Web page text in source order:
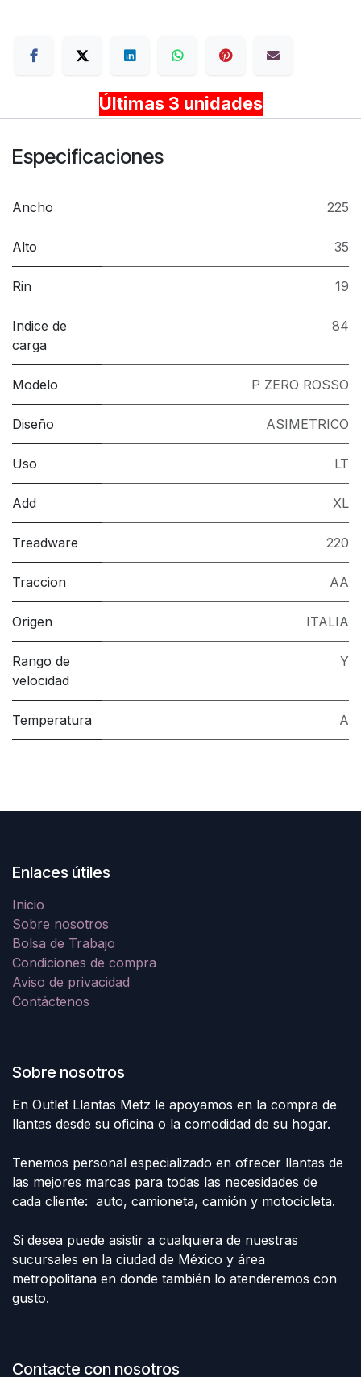
Últimas 3 unidades
Especificaciones
Ancho 225
Alto 35
Rin 19
Indice de
carga
84
Modelo P ZERO ROSSO
Diseño ASIMETRICO
Uso LT
Add XL
Treadware 220
Traccion AA
Origen ITALIA
Rango de
velocidad
Y
Temperatura A
Enlaces útiles
Inicio
Sobre nosotros
Bolsa de Trabajo
Condiciones de compra
Aviso de privacidad
Contáctenos
Sobre nosotros
En Outlet Llantas Metz le apoyamos en la compra de
llantas desde su oficina o la comodidad de su hogar.
Tenemos personal especializado en ofrecer llantas de
las mejores marcas para todas las necesidades de
cada cliente: auto, camioneta, camión y motocicleta.
Si desea puede asistir a cualquiera de nuestras
sucursales en la ciudad de México y área
metropolitana en donde también lo atenderemos con
gusto.
Contacte con nosotros